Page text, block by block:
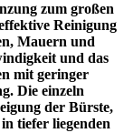
zum großen
Reinigung
Mauern und
und das
mit geringer
Die einzeln
der Bürste,
tiefer liegenden